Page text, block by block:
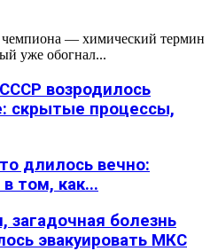
чемпиона — химический термин
уже обогнал...
возродилось
скрытые процессы,
длилось вечно:
том, как...
загадочная болезнь
эвакуировать МКС